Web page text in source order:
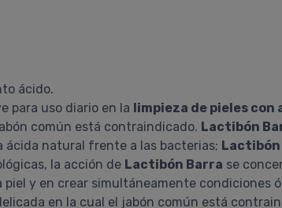
ácido.
para uso diario en la limpieza de pieles con
común está contraindicado. Lactibón
natural frente a las bacterias; Lactibón
la acción de Lactibón Barra se
y en crear simultáneamente condiciones
en la cual el jabón común está